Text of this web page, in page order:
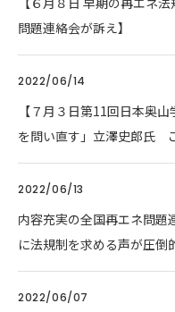
問題連絡会が訴え】
2022/06/14
【７月３日第11回日本奥
を問い直す」立澤史郎氏
2022/06/13
内容充実の全国再エネ問
に法規制を求める声が圧倒
2022/06/07